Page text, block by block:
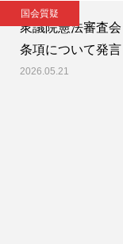
国会質疑
衆議院憲法審査
条項について発言
2026.05.21